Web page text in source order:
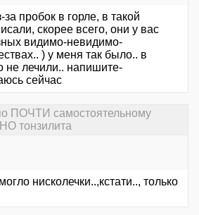
пробок в горле, в такой
скорее всего, они у вас
видимо-невидимо-
) у меня так было.. в
не лечили.. напишите-
сейчас
ПОЧТИ самостоятельному
тонзилита
нисколечки..,кстати.., только